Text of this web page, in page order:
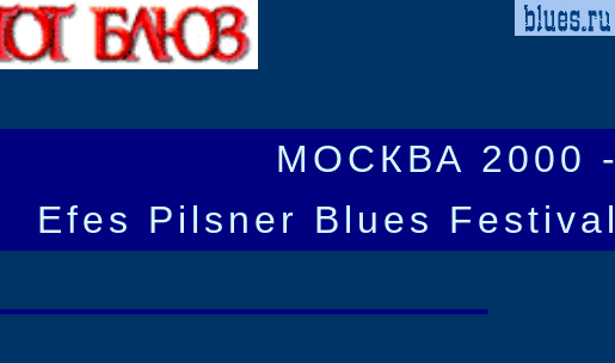
МОСКВА 2000 -
Efes Pilsner Blues Festival